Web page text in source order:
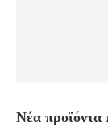
Νέα προϊόντα